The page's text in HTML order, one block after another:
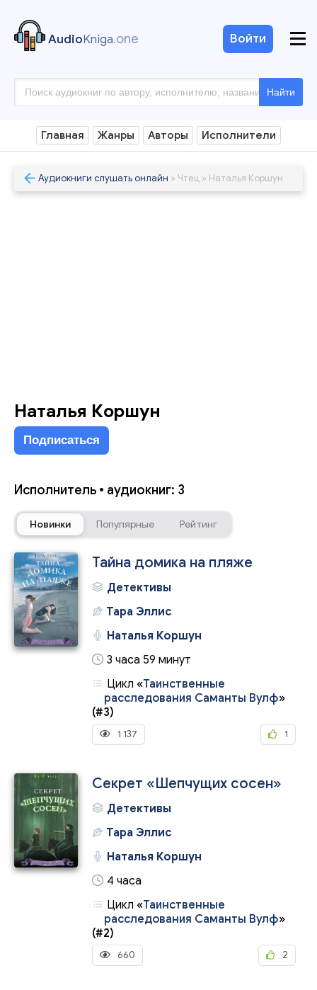
AudioKniga.one
Найти
Войти
Главная Жанры Авторы Исполнители
Аудиокниги слушать онлайн » Чтец » Наталья Коршун
Наталья Коршун
Подписаться
Исполнитель • аудиокниг: 3
Новинки Популярные Рейтинг
Тайна домика на пляже
Детективы
Тара Эллис
Наталья Коршун
3 часа 59 минут
Цикл «Таинственные
расследования Саманты Вулф»
(#3)
1 137 1
Секрет «Шепчущих сосен»
Детективы
Тара Эллис
Наталья Коршун
4 часа
Цикл «Таинственные
расследования Саманты Вулф»
(#2)
660 2